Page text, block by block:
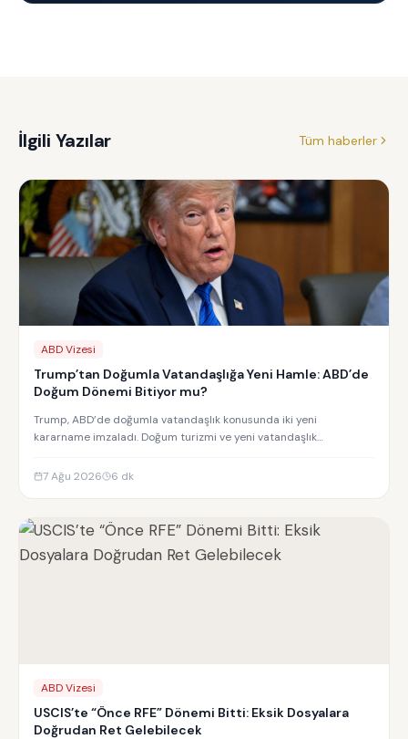
İlgili Yazılar Tüm haberler
ABD Vizesi
Trump’tan Doğumla Vatandaşlığa Yeni Hamle: ABD’de
Doğum Dönemi Bitiyor mu?
Trump, ABD’de doğumla vatandaşlık konusunda iki yeni
kararname imzaladı. Doğum turizmi ve yeni vatandaşlık
7 Ağu 2026
6 dk
ABD Vizesi
USCIS’te “Önce RFE” Dönemi Bitti: Eksik Dosyalara
Doğrudan Ret Gelebilecek